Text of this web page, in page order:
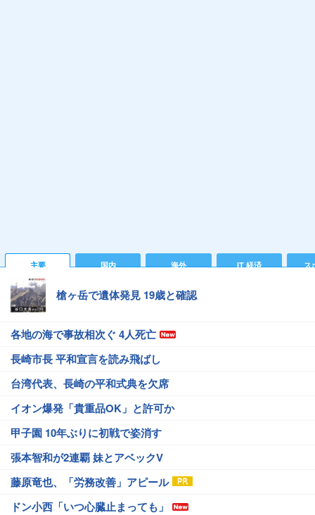
主要 国内 海外 IT 経済 ス
槍ヶ岳で遺体発見 19歳と確認
各地の海で事故相次ぐ 4人死亡
長崎市長 平和宣言を読み飛ばし
台湾代表、長崎の平和式典を欠席
イオン爆発「貴重品OK」と許可か
甲子園 10年ぶりに初戦で姿消す
張本智和が2連覇 妹とアベックV
藤原竜也、「労務改善」アピール
ドン小西「いつ心臓止まっても」